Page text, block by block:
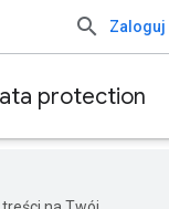
Zaloguj
protection